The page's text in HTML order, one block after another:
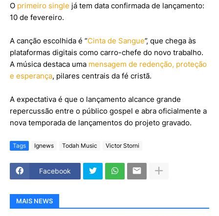
O primeiro single já tem data confirmada de lançamento:
10 de fevereiro.
A canção escolhida é “Cinta de Sangue”, que chega às
plataformas digitais como carro-chefe do novo trabalho.
A música destaca uma mensagem de redenção, proteção
e esperança, pilares centrais da fé cristã.
A expectativa é que o lançamento alcance grande
repercussão entre o público gospel e abra oficialmente a
nova temporada de lançamentos do projeto gravado.
Tags Ignews Todah Music Victor Storni
Facebook
MAIS NEWS